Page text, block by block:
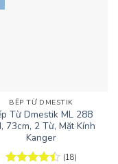
BẾP TỪ DMESTIK
Từ Dmestik ML 288
73cm, 2 Từ, Mặt Kính
Kanger
(18)